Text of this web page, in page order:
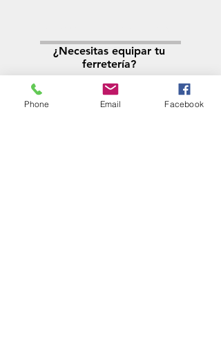
Llamá al:
011-4768-9855
info@angelmbeber.com.ar
¿Necesitas equipar tu
ferretería?
Phone Email Facebook